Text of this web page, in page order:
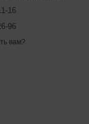
16
96
вам?